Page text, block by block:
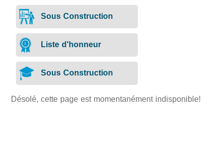
Sous Construction
Liste d'honneur
Sous Construction
Désolé, cette page est momentanément indisponible!